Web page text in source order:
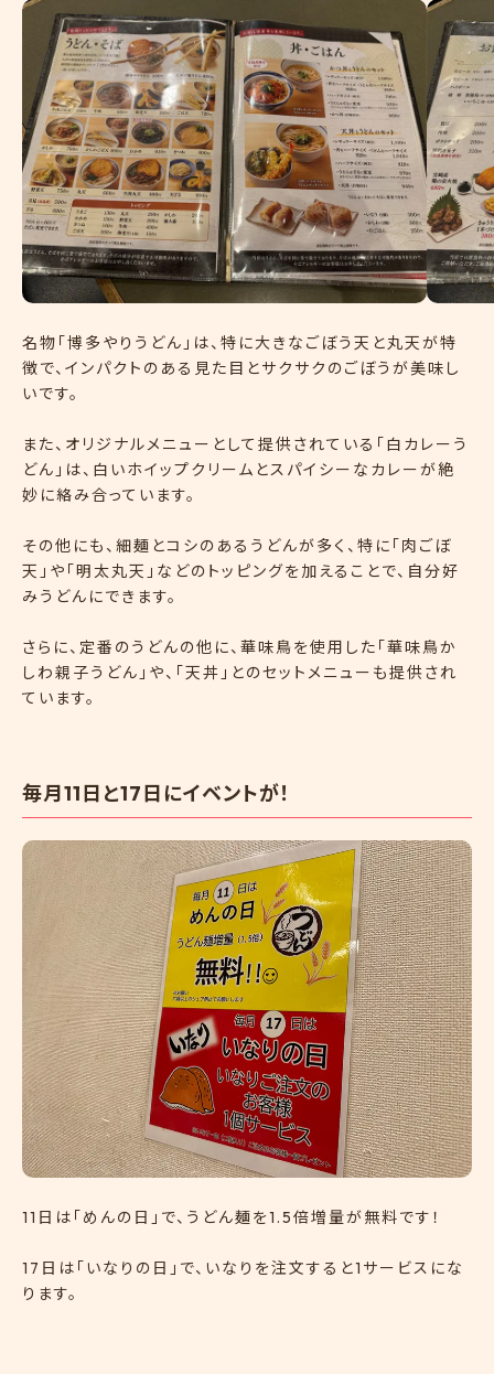
名物「博多やりうどん」は、特に大きなごぼう天と丸天が特
徴で、インパクトのある見た目とサクサクのごぼうが美味し
いです。
また、オリジナルメニューとして提供されている「白カレーう
どん」は、白いホイップクリームとスパイシーなカレーが絶
妙に絡み合っています。
その他にも、細麺とコシのあるうどんが多く、特に「肉ごぼ
天」や「明太丸天」などのトッピングを加えることで、自分好
みうどんにできます。
さらに、定番のうどんの他に、華味鳥を使用した「華味鳥か
しわ親子うどん」や、「天丼」とのセットメニューも提供され
ています。
毎月11日と17日にイベントが！
11日は「めんの日」で、うどん麺を1.5倍増量が無料です！
17日は「いなりの日」で、いなりを注文すると1サービスにな
ります。